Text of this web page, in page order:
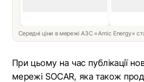
Середні ціни в мережі АЗС «Amic Energy»
При цьому на час публікації
мережі SOCAR, яка також